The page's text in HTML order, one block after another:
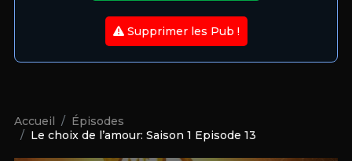
Supprimer les Pub !
Accueil
Épisodes
Le choix de l’amour: Saison 1 Episode 13